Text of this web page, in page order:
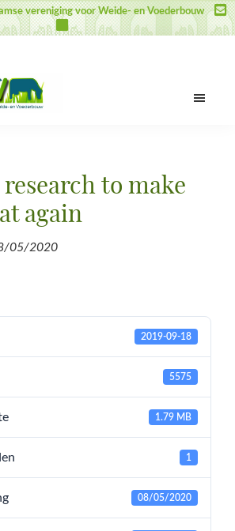
vereniging voor Weide- en Voederbouw
to make
again
05/2020
2019-09-18
5575
1.79 MB
1
08/05/2020